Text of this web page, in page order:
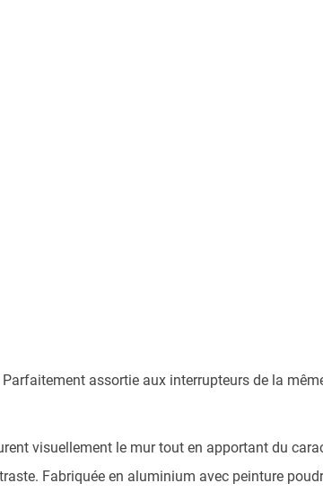
assortie aux interrupteurs de la
visuellement le mur tout en apportant du
Fabriquée en aluminium avec peinture